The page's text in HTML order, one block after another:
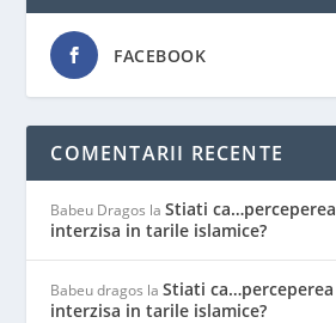
FACEBOOK
COMENTARII RECENTE
Babeu Dragos laStiati
interzisa in tarile islamice?
Babeu dragos laStiati
interzisa in tarile islamice?